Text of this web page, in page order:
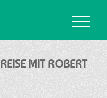
MIT ROBERT